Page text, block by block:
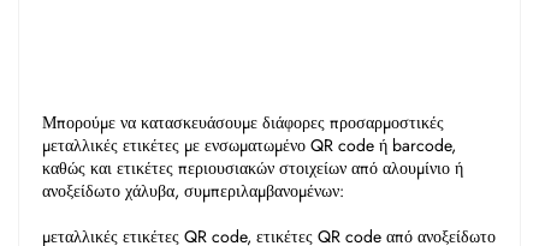
Μπορούμε να κατασκευάσουμε διάφορες προσαρμοστικές
μεταλλικές ετικέτες με ενσωματωμένο QR code ή barcode,
καθώς και ετικέτες περιουσιακών στοιχείων από αλουμίνιο ή
ανοξείδωτο χάλυβα, συμπεριλαμβανομένων:
μεταλλικές ετικέτες QR code, ετικέτες QR code από ανοξείδωτο